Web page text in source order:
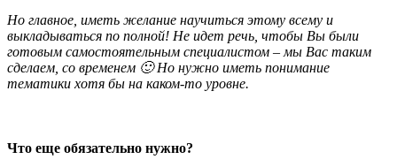
Но главное, иметь желание научиться этому всему и
выкладываться по полной! Не идет речь, чтобы Вы были
готовым самостоятельным специалистом – мы Вас таким
сделаем, со временем 🙂 Но нужно иметь понимание
тематики хотя бы на каком-то уровне.
Что еще обязательно нужно?